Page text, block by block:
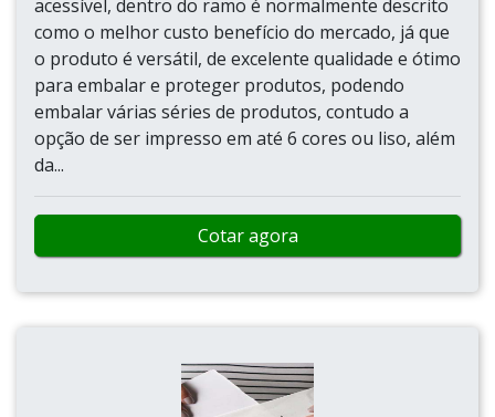
acessível, dentro do ramo é normalmente descrito
como o melhor custo benefício do mercado, já que
o produto é versátil, de excelente qualidade e ótimo
para embalar e proteger produtos, podendo
embalar várias séries de produtos, contudo a
opção de ser impresso em até 6 cores ou liso, além
da...
Cotar agora